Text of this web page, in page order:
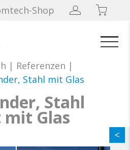
Shop
| Referenzen |
Stahl mit Glas
Stahl
Glas